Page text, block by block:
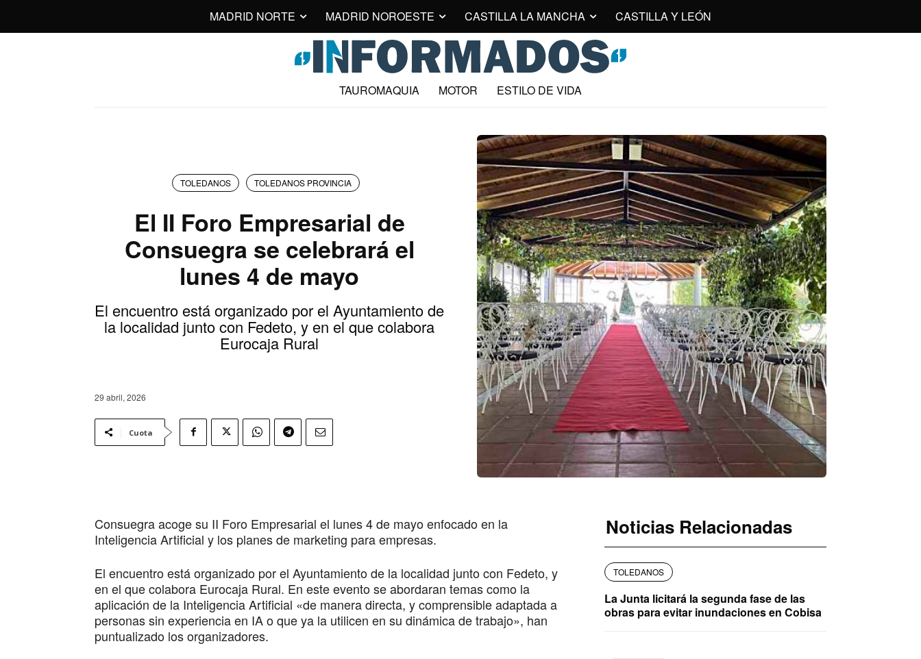
MADRID NORTE MADRID NOROESTE CASTILLA LA MANCHA CASTILLA Y LEÓN
TAUROMAQUIA MOTOR ESTILO DE VIDA
TOLEDANOS TOLEDANOS PROVINCIA
El II Foro Empresarial de
Consuegra se celebrará el
lunes 4 de mayo
El encuentro está organizado por el Ayuntamiento de
la localidad junto con Fedeto, y en el que colabora
Eurocaja Rural
29 abril, 2026
Cuota
Consuegra acoge su II Foro Empresarial el lunes 4 de mayo enfocado en la
Inteligencia Artificial y los planes de marketing para empresas.
El encuentro está organizado por el Ayuntamiento de la localidad junto con Fedeto, y
en el que colabora Eurocaja Rural. En este evento se abordaran temas como la
aplicación de la Inteligencia Artificial «de manera directa, y comprensible adaptada a
personas sin experiencia en IA o que ya la utilicen en su dinámica de trabajo», han
puntualizado los organizadores.
Noticias Relacionadas
TOLEDANOS
La Junta licitará la segunda fase de las
obras para evitar inundaciones en Cobisa